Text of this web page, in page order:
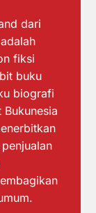
dari
fiksi
buku
biografi